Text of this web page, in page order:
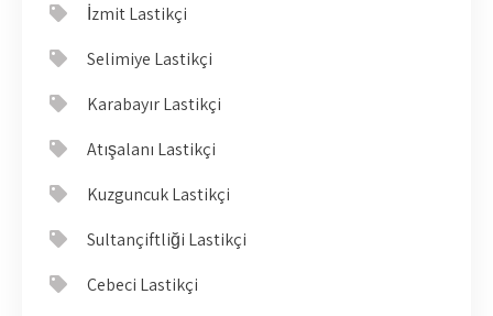
İzmit Lastikçi
Selimiye Lastikçi
Karabayır Lastikçi
Atışalanı Lastikçi
Kuzguncuk Lastikçi
Sultançiftliği Lastikçi
Cebeci Lastikçi